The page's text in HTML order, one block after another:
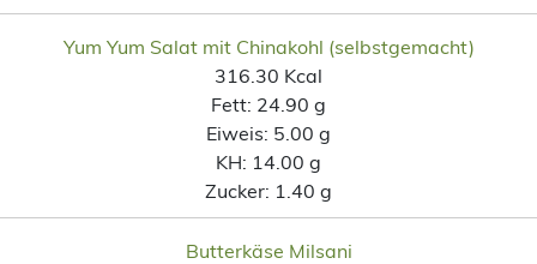
Yum Yum Salat mit Chinakohl (selbstgemacht)
316.30 Kcal
Fett: 24.90 g
Eiweis: 5.00 g
KH: 14.00 g
Zucker: 1.40 g
Butterkäse Milsani